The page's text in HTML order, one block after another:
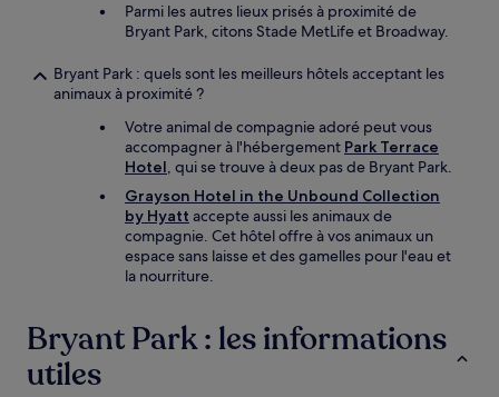
Parmi les autres lieux prisés à proximité de
Bryant Park, citons Stade MetLife et Broadway.
Bryant Park : quels sont les meilleurs hôtels acceptant les
animaux à proximité ?
Votre animal de compagnie adoré peut vous
accompagner à l'hébergement Park Terrace
Hotel, qui se trouve à deux pas de Bryant Park.
Grayson Hotel in the Unbound Collection
by Hyatt accepte aussi les animaux de
compagnie. Cet hôtel offre à vos animaux un
espace sans laisse et des gamelles pour l'eau et
la nourriture.
Bryant Park : les informations
utiles